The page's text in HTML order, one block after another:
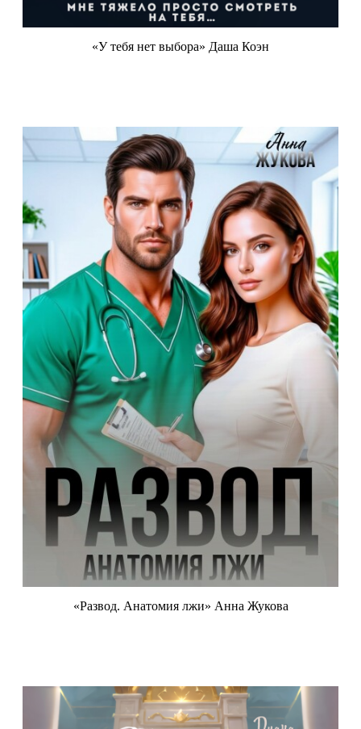
«У тебя нет выбора» Даша Коэн
«Развод. Анатомия лжи» Анна Жукова